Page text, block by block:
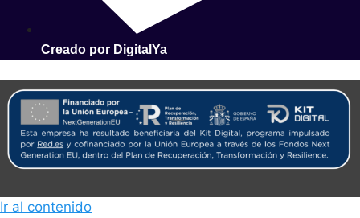
Creado por DigitalYa
Ir al contenido